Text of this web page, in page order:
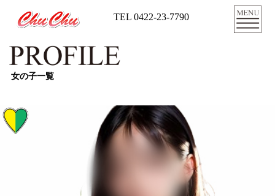
TEL 0422-23-7790
女の子一覧